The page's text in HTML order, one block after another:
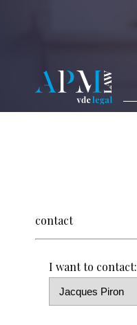
contact
I want to contact: